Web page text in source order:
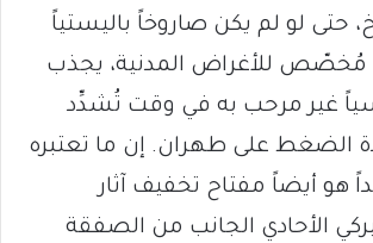
حتى لو لم يكن صاروخاً باليستياً
مُخصّص للأغراض المدنية، يجذب
غير مرحب به في وقت تُشدِّد
الضغط على طهران. إن ما تعتبره
هو أيضاً مفتاح تخفيف آثار
الأحادي الجانب من الصفقة